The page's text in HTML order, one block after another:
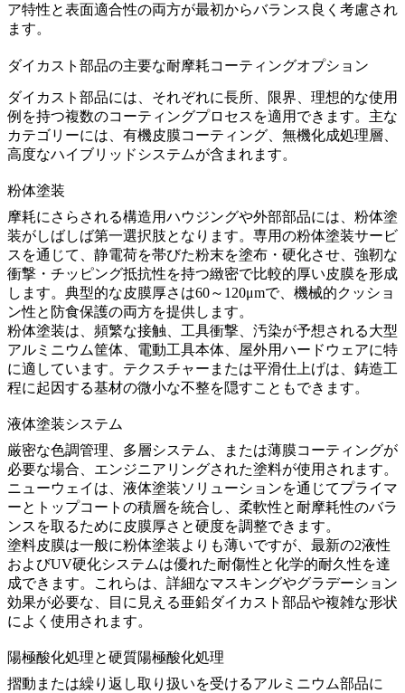
ア特性と表面適合性の両方が最初からバランス良く考慮され
ます。
ダイカスト部品の主要な耐摩耗コーティングオプション
ダイカスト部品には、それぞれに長所、限界、理想的な使用
例を持つ複数のコーティングプロセスを適用できます。主な
カテゴリーには、有機皮膜コーティング、無機化成処理層、
高度なハイブリッドシステムが含まれます。
粉体塗装
摩耗にさらされる構造用ハウジングや外部部品には、粉体塗
装がしばしば第一選択肢となります。専用の粉体塗装サービ
ス を通じて、静電荷を帯びた粉末を塗布・硬化させ、強靭な
衝撃・チッピング抵抗性を持つ緻密で比較的厚い皮膜を形成
します。典型的な皮膜厚さは60～120μmで、機械的クッショ
ン性と防食保護の両方を提供します。
粉体塗装は、頻繁な接触、工具衝撃、汚染が予想される大型
アルミニウム筐体、電動工具本体、屋外用ハードウェアに特
に適しています。テクスチャーまたは平滑仕上げは、鋳造工
程に起因する基材の微小な不整を隠すこともできます。
液体塗装システム
厳密な色調管理、多層システム、または薄膜コーティングが
必要な場合、エンジニアリングされた塗料が使用されます。
ニューウェイは、 液体塗装ソリューションを通じてプライマ
ーとトップコートの積層を統合し、柔軟性と耐摩耗性のバラ
ンスを取るために皮膜厚さと硬度を調整できます。
塗料皮膜は一般に粉体塗装よりも薄いですが、最新の2液性
およびUV硬化システムは優れた耐傷性と化学的耐久性を達
成できます。これらは、詳細なマスキングやグラデーション
効果が必要な、目に見える亜鉛ダイカスト部品や複雑な形状
によく使用されます。
陽極酸化処理と硬質陽極酸化処理
摺動または繰り返し取り扱いを受けるアルミニウム部品に